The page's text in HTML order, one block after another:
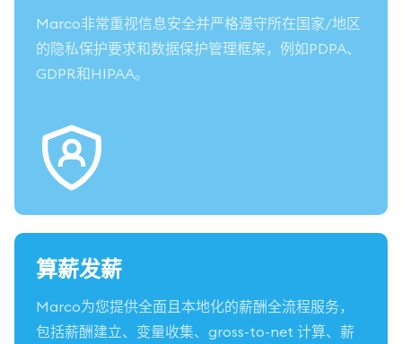
Marco非常重视信息安全并严格遵守所在国家/地区
的隐私保护要求和数据保护管理框架，例如PDPA、
GDPR和HIPAA。
算薪发薪
Marco为您提供全面且本地化的薪酬全流程服务，
包括薪酬建立、变量收集、gross-to-net 计算、薪